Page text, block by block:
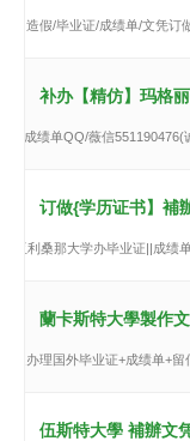
】造假/毕业证/成绩单/文凭
补办【精仿】玛格
+成绩单QQ/薇信
订做{学历证书】補
亚利桑那大学办毕业证||成
蘭卡斯特大學製作
速办理国外毕业证+成绩单+
伍斯特大學 補辦文